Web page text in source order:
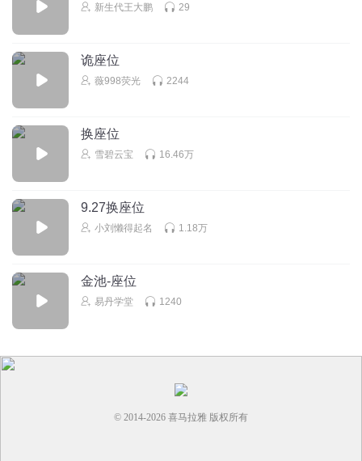
新生代王大鹏 29
诡座位
薇998荧光 2244
换座位
雪碧云宝 16.46万
9.27换座位
小刘懒得起名 1.18万
金池-座位
易丹学堂 1240
© 2014-2026 喜马拉雅 版权所有